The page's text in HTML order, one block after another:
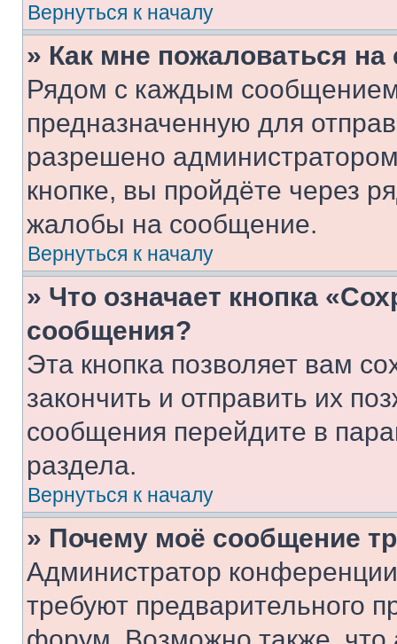
Вернуться к началу
» Как мне пожаловаться
Рядом с каждым сообщением
предназначенную для
разрешено
кнопке, вы пройдёте через
жалобы на сообщение.
Вернуться к началу
» Что означает кнопка
сообщения?
Эта кнопка позволяет вам
закончить и отправить их
сообщения перейдите в
раздела.
Вернуться к началу
» Почему моё сообщение
Администратор
требуют предварительного